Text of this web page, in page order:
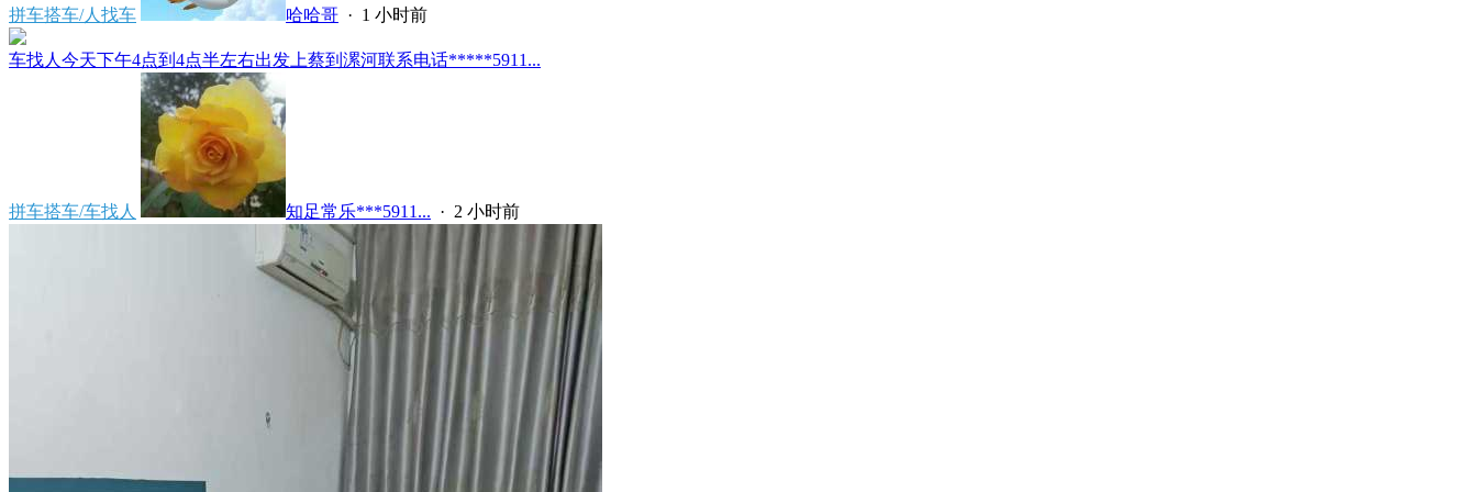
拼车搭车/人找车 哈哈哥 · 1 小时前
车找人今天下午4点到4点半左右出发上蔡到漯河联系电话*****5911...
拼车搭车/车找人 知足常乐***5911... · 2 小时前